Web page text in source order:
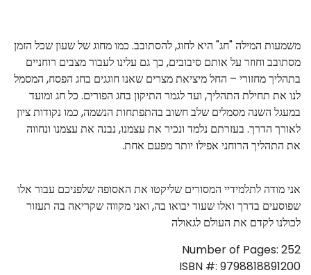
משמעות המילה "חג" היא לחוג, להסתובב. כמו מחוג של שעון שכל הזמן
מסתובב וחוזר על אותם סיבובים, כך גם עלינו לעבור מצבים רוחניים
בתהליך מחזורי – החל מיציאת מצרים שאנו חוגגים בחג הפסח, המסמל
לנו את תחילת התהליך, ועד לגמר התיקון בחג הפורים. כל חג ומועד
במעגל השנה מסמלים שלב חשוב בהתפתחות הנשמה, כמו נקודות ציון
לאורך הדרך. בעזרתם נלמד ונכיר את עצמנו, נבנה את עצמנו ונחווה
את התהליך הרוחני אפילו יותר מפעם אחת.
אני מודה לתלמידיי המסורים שליקטו את האסופה שלפניכם עבור אלו
שפוסעים בדרך ואלו שעוד יבואו בה, ואני מקווה שקריאה בה תעזור
לכולנו לקדם את העולם לגאולה
Number of Pages: 252
ISBN #: 9798818891200